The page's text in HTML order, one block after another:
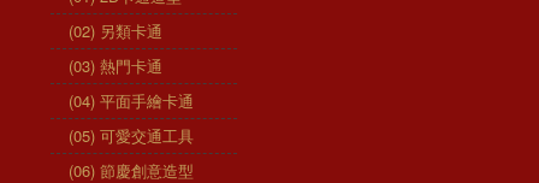
(02) 另類卡通
(03) 熱門卡通
(04) 平面手繪卡通
(05) 可愛交通工具
(06) 節慶創意造型